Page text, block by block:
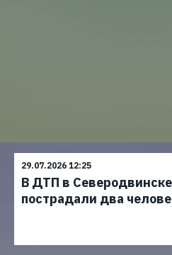
29.07.2026 12:25
В ДТП в Северодвинске
пострадали два